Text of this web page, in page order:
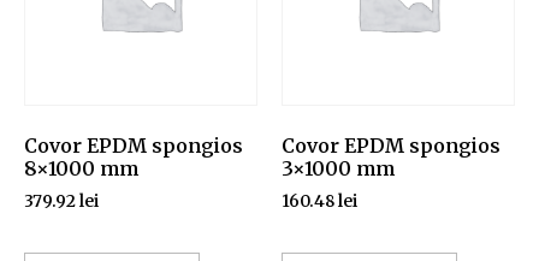
Covor EPDM spongios
8×1000 mm
379.92lei
Covor EPDM spongios
3×1000 mm
160.48lei